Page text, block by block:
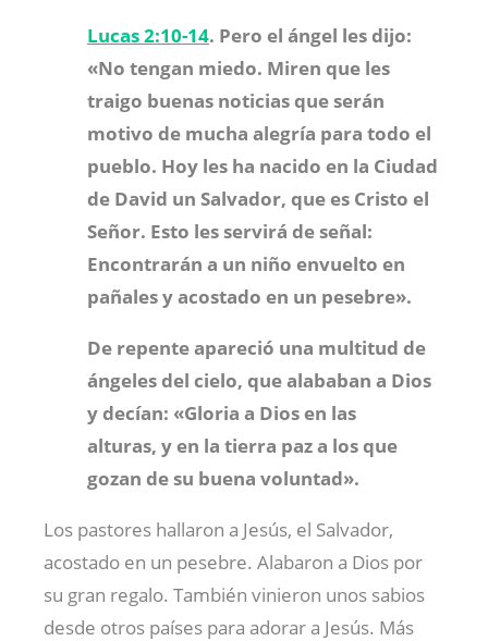
Lucas 2:10-14. Pero el ángel les dijo:
«No tengan miedo. Miren que les
traigo buenas noticias que serán
motivo de mucha alegría para todo el
pueblo. Hoy les ha nacido en la Ciudad
de David un Salvador, que es Cristo el
Señor. Esto les servirá de señal:
Encontrarán a un niño envuelto en
pañales y acostado en un pesebre».
De repente apareció una multitud de
ángeles del cielo, que alababan a Dios
y decían: «Gloria a Dios en las
alturas, y en la tierra paz a los que
gozan de su buena voluntad».
Los pastores hallaron a Jesús, el Salvador,
acostado en un pesebre. Alabaron a Dios por
su gran regalo. También vinieron unos sabios
desde otros países para adorar a Jesús. Más